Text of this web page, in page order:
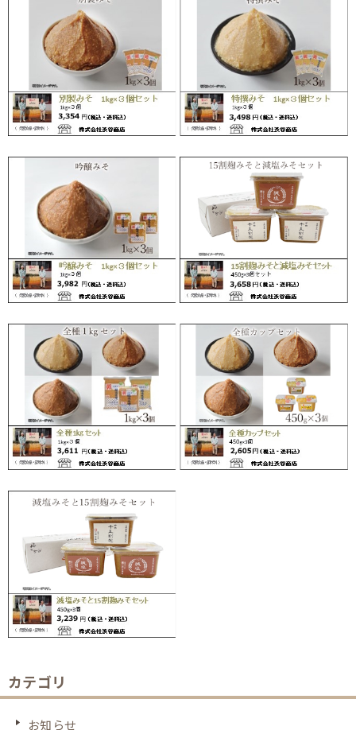
カテゴリ
お知らせ